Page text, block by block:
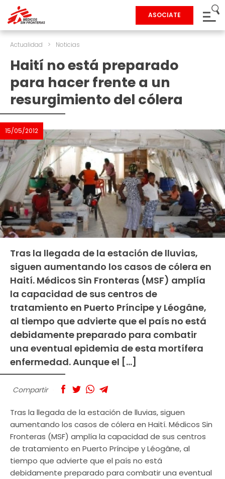
ASOCIATE
Actualidad > Noticias
Haití no está preparado
para hacer frente a un
resurgimiento del cólera
15/05/2012
Tras la llegada de la estación de lluvias,
siguen aumentando los casos de cólera en
Haití. Médicos Sin Fronteras (MSF) amplía
la capacidad de sus centros de
tratamiento en Puerto Príncipe y Léogâne,
al tiempo que advierte que el país no está
debidamente preparado para combatir
una eventual epidemia de esta mortífera
enfermedad. Aunque el […]
Compartir
Tras la llegada de la estación de lluvias, siguen
aumentando los casos de cólera en Haití. Médicos Sin
Fronteras (MSF) amplía la capacidad de sus centros
de tratamiento en Puerto Príncipe y Léogâne, al
tiempo que advierte que el país no está
debidamente preparado para combatir una eventual